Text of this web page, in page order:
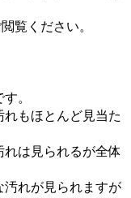
覧ください。
。
もほとんど見当た
は見られるが全体
れが見られますが